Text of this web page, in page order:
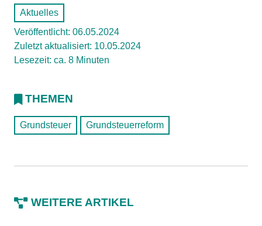
Aktuelles
Veröffentlicht: 06.05.2024
Zuletzt aktualisiert: 10.05.2024
Lesezeit: ca. 8 Minuten
THEMEN
Grundsteuer Grundsteuerreform
WEITERE ARTIKEL